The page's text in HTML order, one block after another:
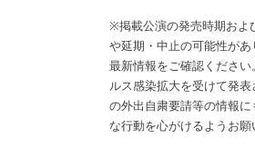
※掲載公演の発売時期およ
や延期・中止の可能性が
最新情報をご確認くださ
ルス感染拡大を受けて発
の外出自粛要請等の情報
な行動を心がけるようお願